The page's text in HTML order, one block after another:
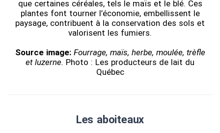
que certaines céréales, tels le maïs et le blé. Ces
plantes font tourner l’économie, embellissent le
paysage, contribuent à la conservation des sols et
valorisent les fumiers.
Source image: Fourrage, maïs, herbe, moulée, trèfle
et luzerne. Photo : Les producteurs de lait du
Québec
Les aboiteaux